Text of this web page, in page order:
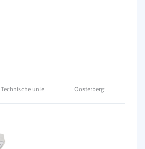
Technische unie Oosterberg